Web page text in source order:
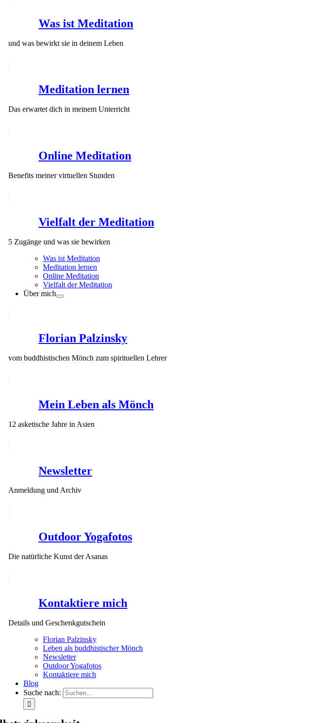
Was ist Meditation
und was bewirkt sie in deinem Leben
Meditation lernen
Das erwartet dich in meinem Unterricht
Online Meditation
Benefits meiner virtuellen Stunden
Vielfalt der Meditation
5 Zugänge und was sie bewirken
Was ist Meditation
Meditation lernen
Online Meditation
Vielfalt der Meditation
Über mich
Florian Palzinsky
vom buddhistischen Mönch zum spirituellen Lehrer
Mein Leben als Mönch
12 asketische Jahre in Asien
Newsletter
Anmeldung und Archiv
Outdoor Yogafotos
Die natürliche Kunst der Asanas
Kontaktiere mich
Details und Geschenkgutschein
Florian Palzinsky
Leben als buddhistischer Mönch
Newsletter
Outdoor Yogafotos
Kontaktiere mich
Blog
Suche nach: